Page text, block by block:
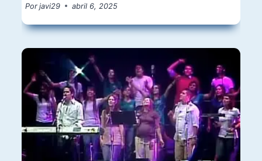
Por javi29 abril 6, 2025